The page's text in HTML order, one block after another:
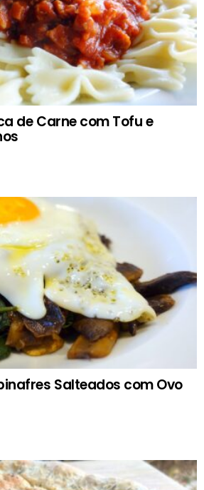
de Carne com Tofu e
Salteados com Ovo